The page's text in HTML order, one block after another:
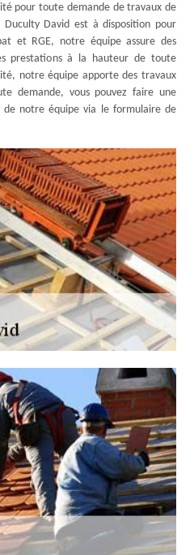
pour toute demande de travaux de
David est à disposition pour
et RGE, notre équipe assure des
prestations à la hauteur de toute
notre équipe apporte des travaux
demande, vous pouvez faire une
notre équipe via le formulaire de